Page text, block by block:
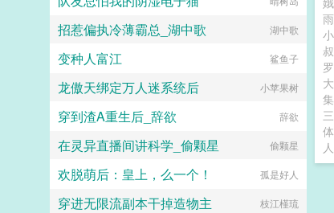
集
三
体
招惹偏执冷薄霸总_湖中歌 湖中歌
变种人富江 鲨鱼子
龙傲天绑定万人迷系统后 小苹果树
穿到渣A重生后_辞欲 辞欲
在灵异直播间讲科学_偷颗星 偷颗星
欢脱萌后：皇上，么一个！ 孤是好人
穿进无限流副本干掉造物主 枝江槿琉